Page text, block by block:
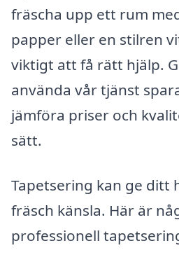
fräscha upp ett rum
papper eller en stilren
viktigt att få rätt hjälp.
använda vår tjänst
jämföra priser och
sätt.
Tapetsering kan ge ditt
fräsch känsla. Här är
professionell